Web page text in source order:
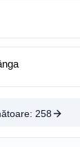
258